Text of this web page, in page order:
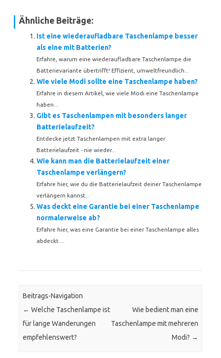
Ähnliche Beiträge:
Ist eine wiederaufladbare Taschenlampe besser
als eine mit Batterien?
Erfahre, warum eine wiederaufladbare Taschenlampe die
Batterievariante übertrifft! Effizient, umweltfreundlich...
Wie viele Modi sollte eine Taschenlampe haben?
Erfahre in diesem Artikel, wie viele Modi eine Taschenlampe
haben...
Gibt es Taschenlampen mit besonders langer
Batterielaufzeit?
Entdecke jetzt Taschenlampen mit extra langer
Batterielaufzeit - nie wieder...
Wie kann man die Batterielaufzeit einer
Taschenlampe verlängern?
Erfahre hier, wie du die Batterielaufzeit deiner Taschenlampe
verlängern kannst...
Was deckt eine Garantie bei einer Taschenlampe
normalerweise ab?
Erfahre hier, was eine Garantie bei einer Taschenlampe alles
abdeckt....
Beitrags-Navigation
← Welche Taschenlampe ist
für lange Wanderungen
empfehlenswert?
Wie bedient man eine
Taschenlampe mit mehreren
Modi? →